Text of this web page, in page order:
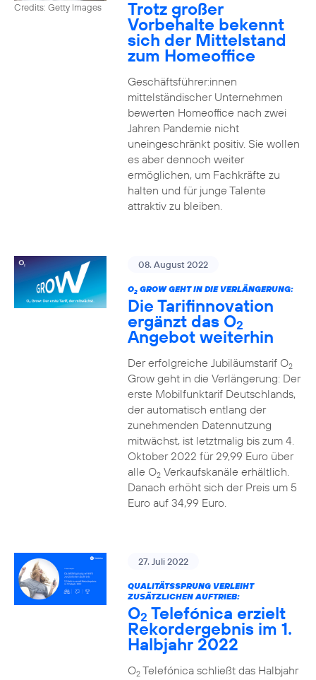
Credits: Getty Images Trotz großer
Vorbehalte bekennt
sich der Mittelstand
zum Homeoffice
Geschäftsführer:innen
mittelständischer Unternehmen
bewerten Homeoffice nach zwei
Jahren Pandemie nicht
uneingeschränkt positiv. Sie wollen
es aber dennoch weiter
ermöglichen, um Fachkräfte zu
halten und für junge Talente
attraktiv zu bleiben.
08. August 2022
O2GROW GEHT IN DIE VERLÄNGERUNG:
Die Tarifinnovation
ergänzt das O2
Angebot weiterhin
Der erfolgreiche Jubiläumstarif O2
Grow geht in die Verlängerung: Der
erste Mobilfunktarif Deutschlands,
der automatisch entlang der
zunehmenden Datennutzung
mitwächst, ist letztmalig bis zum 4.
Oktober 2022 für 29,99 Euro über
alle O2Verkaufskanäle erhältlich.
Danach erhöht sich der Preis um 5
Euro auf 34,99 Euro.
27. Juli 2022
QUALITÄTSSPRUNG VERLEIHT
ZUSÄTZLICHEN AUFTRIEB:
O2 Telefónica erzielt
Rekordergebnis im 1.
Halbjahr 2022
O2Telefónica schließt das Halbjahr